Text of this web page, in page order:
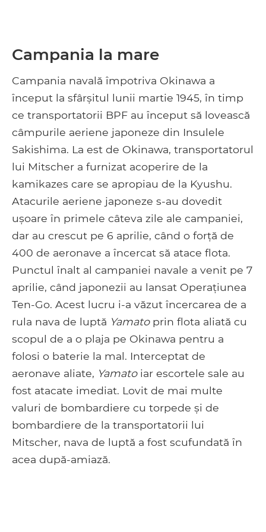
Campania la mare
Campania navală împotriva Okinawa a
început la sfârșitul lunii martie 1945, în timp
ce transportatorii BPF au început să lovească
câmpurile aeriene japoneze din Insulele
Sakishima. La est de Okinawa, transportatorul
lui Mitscher a furnizat acoperire de la
kamikazes care se apropiau de la Kyushu.
Atacurile aeriene japoneze s-au dovedit
ușoare în primele câteva zile ale campaniei,
dar au crescut pe 6 aprilie, când o forță de
400 de aeronave a încercat să atace flota.
Punctul înalt al campaniei navale a venit pe 7
aprilie, când japonezii au lansat Operațiunea
Ten-Go. Acest lucru i-a văzut încercarea de a
rula nava de luptă Yamatoprin flota aliată cu
scopul de a o plaja pe Okinawa pentru a
folosi o baterie la mal. Interceptat de
aeronave aliate, Yamatoiar escortele sale au
fost atacate imediat. Lovit de mai multe
valuri de bombardiere cu torpede și de
bombardiere de la transportatorii lui
Mitscher, nava de luptă a fost scufundată în
acea după-amiază.